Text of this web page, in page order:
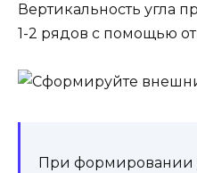
Вертикальность угла
1-2 рядов с помощью
При формировании